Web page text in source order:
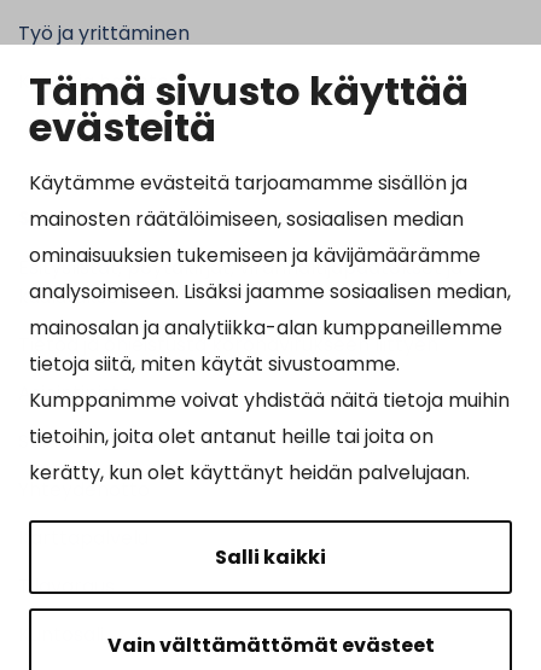
Tämä sivusto käyttää
evästeitä
Käytämme evästeitä tarjoamamme sisällön ja
mainosten räätälöimiseen, sosiaalisen median
ominaisuuksien tukemiseen ja kävijämäärämme
analysoimiseen. Lisäksi jaamme sosiaalisen median,
mainosalan ja analytiikka-alan kumppaneillemme
tietoja siitä, miten käytät sivustoamme.
Kumppanimme voivat yhdistää näitä tietoja muihin
tietoihin, joita olet antanut heille tai joita on
kerätty, kun olet käyttänyt heidän palvelujaan.
Salli kaikki
Vain välttämättömät evästeet
Työ ja yrittäminen
Kunta ja hallinto
Suosituimmat sivut
Esityslistat, pöytäkirjat, viranhaltijapäätökset ja
kuulutukset
Tietoa ja ohjeistusta koronavirukseen liittyen
Asiointipiste
Sähköinen asiointi
Yhteydenotto
Tilavaraus